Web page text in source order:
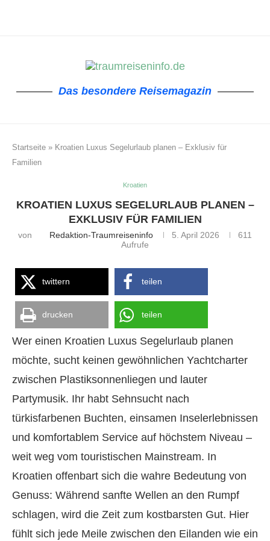
Das besondere Reisemagazin
Startseite » Kroatien Luxus Segelurlaub planen – Exklusiv für
Familien
Kroatien
KROATIEN LUXUS SEGELURLAUB PLANEN –
EXKLUSIV FÜR FAMILIEN
von Redaktion-Traumreiseninfo 5. April 2026
611
Aufrufe
twittern teilen
drucken teilen
Wer einen Kroatien Luxus Segelurlaub planen
möchte, sucht keinen gewöhnlichen Yachtcharter
zwischen Plastiksonnenliegen und lauter
Partymusik. Ihr habt Sehnsucht nach
türkisfarbenen Buchten, einsamen Inselerlebnissen
und komfortablem Service auf höchstem Niveau –
weit weg vom touristischen Mainstream. In
Kroatien offenbart sich die wahre Bedeutung von
Genuss: Während sanfte Wellen an den Rumpf
schlagen, wird die Zeit zum kostbarsten Gut. Hier
fühlt sich jede Meile zwischen den Eilanden wie ein